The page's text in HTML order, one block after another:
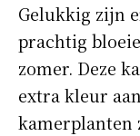
Gelukkig zijn
prachtig
zomer. Deze
extra kleur